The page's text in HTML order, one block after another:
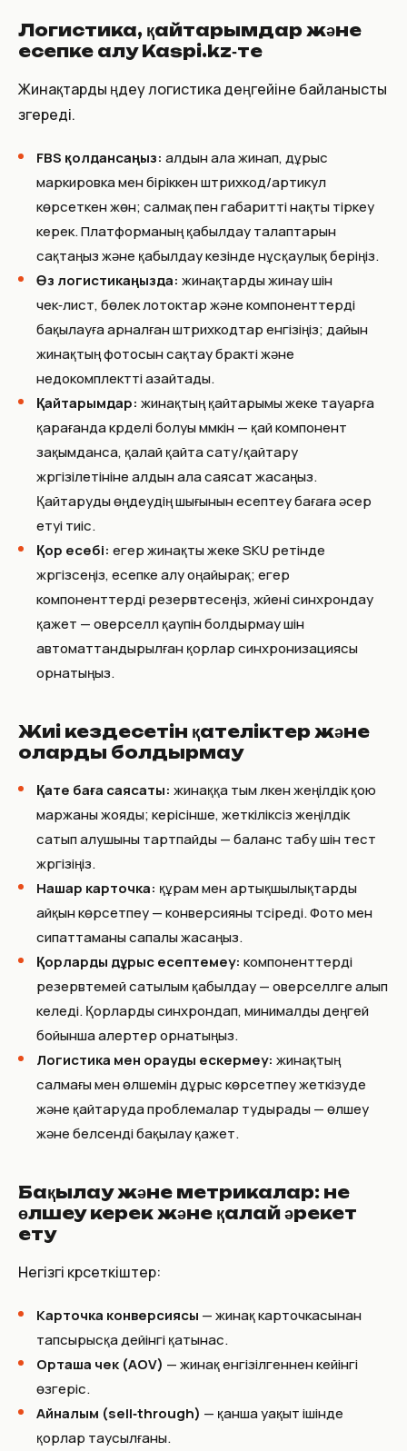
Логистика, қайтарымдар және
есепке алу Kaspi.kz‑те
Жинақтарды өңдеу логистика деңгейіне байланысты
өзгереді.
FBS қолдансаңыз: алдын ала жинап, дұрыс
маркировка мен біріккен штрихкод/артикул
көрсеткен жөн; салмақ пен габаритті нақты тіркеу
керек. Платформаның қабылдау талаптарын
сақтаңыз және қабылдау кезінде нұсқаулық беріңіз.
Өз логистикаңызда: жинақтарды жинау үшін
чек‑лист, бөлек лотоктар және компоненттерді
бақылауға арналған штрихкодтар енгізіңіз; дайын
жинақтың фотосын сақтау бракті және
недокомплектті азайтады.
Қайтарымдар: жинақтың қайтарымы жеке тауарға
қарағанда күрделі болуы мүмкін — қай компонент
зақымданса, қалай қайта сату/қайтару
жүргізілетініне алдын ала саясат жасаңыз.
Қайтаруды өңдеудің шығынын есептеу бағаға әсер
етуі тиіс.
Қор есебі: егер жинақты жеке SKU ретінде
жүргізсеңіз, есепке алу оңайырақ; егер
компоненттерді резервтесеңіз, жүйені синхрондау
қажет — оверселл қаупін болдырмау үшін
автоматтандырылған қорлар синхронизациясы
орнатыңыз.
Жиі кездесетін қателіктер және
оларды болдырмау
Қате баға саясаты: жинаққа тым үлкен жеңілдік қою
маржаны жояды; керісінше, жеткіліксіз жеңілдік
сатып алушыны тартпайды — баланс табу үшін тест
жүргізіңіз.
Нашар карточка: құрам мен артықшылықтарды
айқын көрсетпеу — конверсияны түсіреді. Фото мен
сипаттаманы сапалы жасаңыз.
Қорларды дұрыс есептемеу: компоненттерді
резервтемей сатылым қабылдау — оверселлге алып
келеді. Қорларды синхрондап, минималды деңгей
бойынша алертер орнатыңыз.
Логистика мен орауды ескермеу: жинақтың
салмағы мен өлшемін дұрыс көрсетпеу жеткізуде
және қайтаруда проблемалар тудырады — өлшеу
және белсенді бақылау қажет.
Бақылау және метрикалар: не
өлшеу керек және қалай әрекет
ету
Негізгі көрсеткіштер:
Карточка конверсиясы — жинақ карточкасынан
тапсырысқа дейінгі қатынас.
Орташа чек (AOV) — жинақ енгізілгеннен кейінгі
өзгеріс.
Айналым (sell‑through) — қанша уақыт ішінде
қорлар таусылғаны.